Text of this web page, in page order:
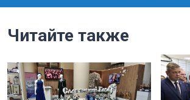
Читайте также